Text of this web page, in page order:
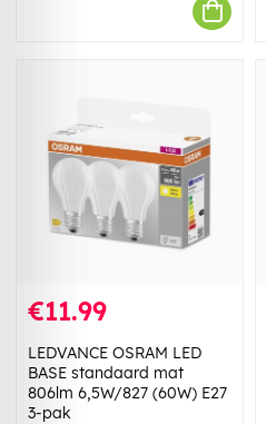
€11.99
LEDVANCE OSRAM LED
BASE standaard mat
806lm 6,5W/827 (60W) E27
3-pak